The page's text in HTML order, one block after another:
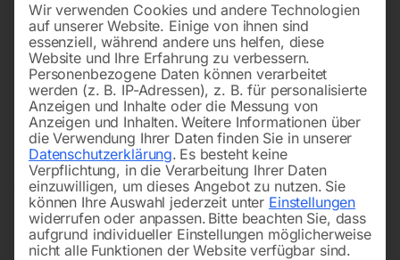
Wir verwenden Cookies und andere Technologien
auf unserer Website. Einige von ihnen sind
essenziell, während andere uns helfen, diese
Website und Ihre Erfahrung zu verbessern.
Personenbezogene Daten können verarbeitet
werden (z. B. IP-Adressen), z. B. für personalisierte
Anzeigen und Inhalte oder die Messung von
Anzeigen und Inhalten. Weitere Informationen über
die Verwendung Ihrer Daten finden Sie in unserer
Datenschutzerklärung. Es besteht keine
Verpflichtung, in die Verarbeitung Ihrer Daten
einzuwilligen, um dieses Angebot zu nutzen. Sie
können Ihre Auswahl jederzeit unter Einstellungen
widerrufen oder anpassen. Bitte beachten Sie, dass
aufgrund individueller Einstellungen möglicherweise
nicht alle Funktionen der Website verfügbar sind.